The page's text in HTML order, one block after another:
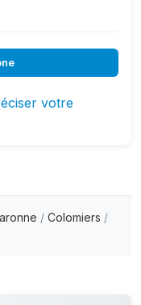
votre
/ Colomiers /